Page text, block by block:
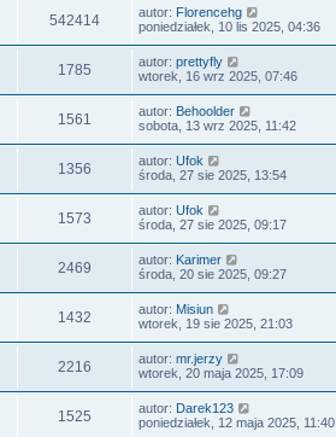
542414 autor: Florencehg
poniedziałek, 10 lis 2025, 04:36
1785 autor: prettyfly
wtorek, 16 wrz 2025, 07:46
1561 autor: Behoolder
sobota, 13 wrz 2025, 11:42
1356 autor: Ufok
środa, 27 sie 2025, 13:54
1573 autor: Ufok
środa, 27 sie 2025, 09:17
2469 autor: Karimer
środa, 20 sie 2025, 09:27
1432 autor: Misiun
wtorek, 19 sie 2025, 21:03
2216 autor: mr.jerzy
wtorek, 20 maja 2025, 17:09
1525 autor: Darek123
poniedziałek, 12 maja 2025, 11:40